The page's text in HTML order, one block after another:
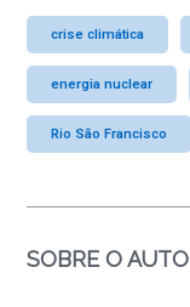
crise climática
energia nuclear
Rio São Francisco
SOBRE O